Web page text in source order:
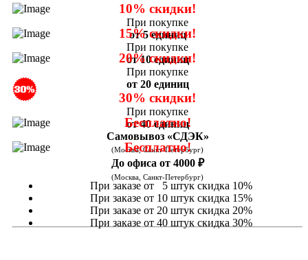
10% скидки!
При покупке
от 5 единиц
15% скидки!
При покупке
от 10 единиц
20% скидки!
При покупке
от 20 единиц
30% скидки!
При покупке
от 40 единиц
Бесплатно!
Самовывоз «СДЭК»
(Москва, Санкт-Петербург)
Бесплатно!
До офиса от 4000 ₽
(Москва, Санкт-Петербург)
При заказе от 5 штук скидка 10%
При заказе от 10 штук скидка 15%
При заказе от 20 штук скидка 20%
При заказе от 40 штук скидка 30%